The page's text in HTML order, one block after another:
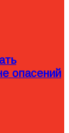
опасений